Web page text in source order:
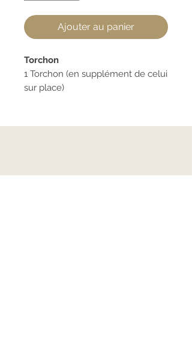
Ajouter au panier
Torchon
1 Torchon (en supplément de celui
sur place)